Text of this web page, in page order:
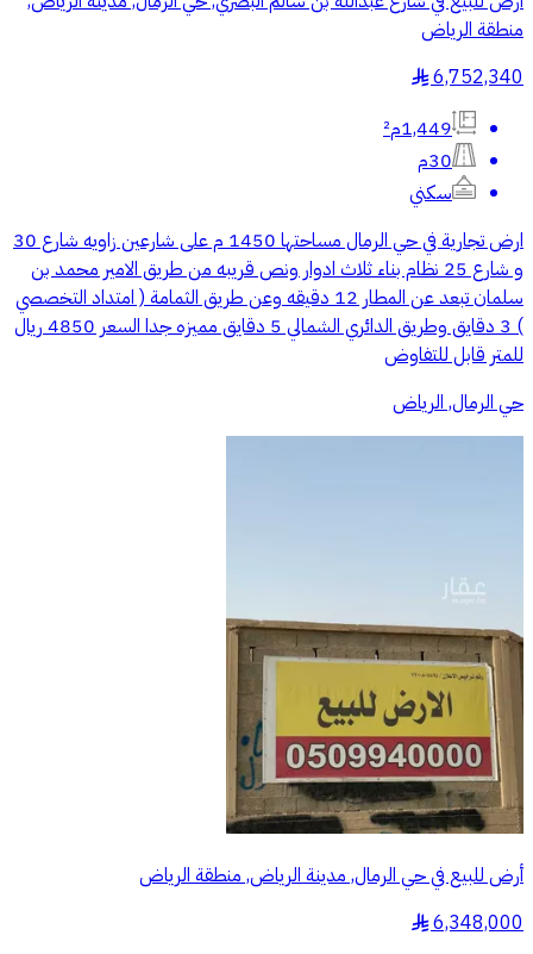
منطقة الرياض
6,752,340
§
1,449م²
30م
سكني
ارض تجارية في حي الرمال مساحتها 1450 م على شارعين زاويه شارع 30
و شارع 25 نظام بناء ثلاث ادوار ونص قريبه من طريق الامير محمد بن
سلمان تبعد عن المطار 12 دقيقه وعن طريق الثمامة ( امتداد التخصصي
) 3 دقايق وطريق الدائري الشمالي 5 دقايق مميزه جدا السعر 4850 ريال
للمتر قابل للتفاوض
حي الرمال, الرياض
أرض للبيع في حي الرمال, مدينة الرياض, منطقة الرياض
6,348,000
§